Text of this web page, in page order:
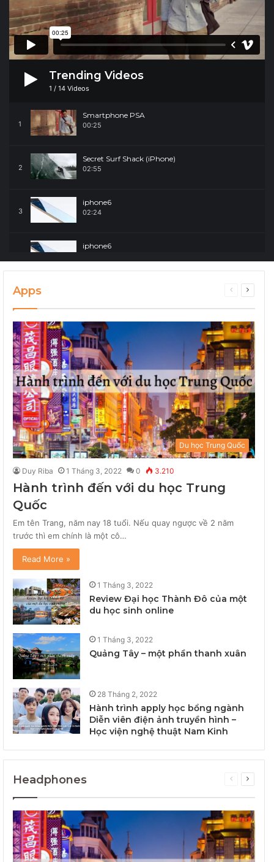
Trending Videos
1 / 14 Videos
1
Smartphone PSA
00:25
2
Secret Surf Shack (iPhone)
02:55
3
iphone6
02:24
iphone6
5
6
Secret Surf Shack (iPhone)
02:55
7
Secret Surf Shack (iPhone)
02:55
8
Secret Surf Shack (iPhone)
02:55
9 02:55
11
12
Secret Surf Shack (iPhone)
02:55
Apps
Previous
Next
Du học Trung Quốc
Duy Riba 1 Tháng 3, 2022 0 3.210
Hành trình đến với du học Trung
Quốc
Em tên Trang, năm nay 18 tuổi. Nếu quay ngược về 2 năm
trước thì em chính là một cô…
Read More »
1 Tháng 3, 2022
Review Đại học Thành Đô của một
du học sinh online
1 Tháng 3, 2022
Quảng Tây – một phần thanh xuân
28 Tháng 2, 2022
Hành trình apply học bổng ngành
Diễn viên điện ảnh truyền hình –
Học viện nghệ thuật Nam Kinh
Headphones
Previous
Next